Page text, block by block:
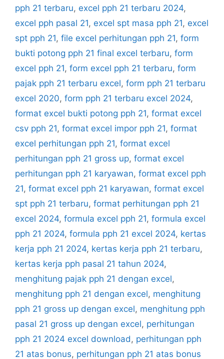
pph 21 terbaru, excel pph 21 terbaru 2024,
excel pph pasal 21, excel spt masa pph 21, excel
spt pph 21, file excel perhitungan pph 21, form
bukti potong pph 21 final excel terbaru, form
excel pph 21, form excel pph 21 terbaru, form
pajak pph 21 terbaru excel, form pph 21 terbaru
excel 2020, form pph 21 terbaru excel 2024,
format excel bukti potong pph 21, format excel
csv pph 21, format excel impor pph 21, format
excel perhitungan pph 21, format excel
perhitungan pph 21 gross up, format excel
perhitungan pph 21 karyawan, format excel pph
21, format excel pph 21 karyawan, format excel
spt pph 21 terbaru, format perhitungan pph 21
excel 2024, formula excel pph 21, formula excel
pph 21 2024, formula pph 21 excel 2024, kertas
kerja pph 21 2024, kertas kerja pph 21 terbaru,
kertas kerja pph pasal 21 tahun 2024,
menghitung pajak pph 21 dengan excel,
menghitung pph 21 dengan excel, menghitung
pph 21 gross up dengan excel, menghitung pph
pasal 21 gross up dengan excel, perhitungan
pph 21 2024 excel download , perhitungan pph
21 atas bonus, perhitungan pph 21 atas bonus